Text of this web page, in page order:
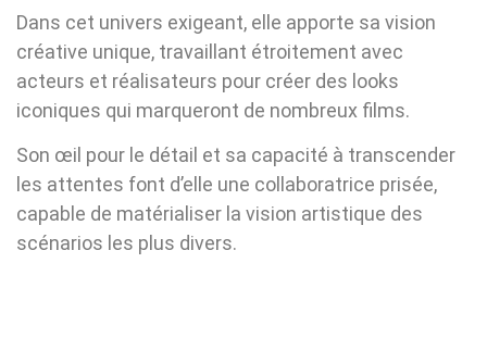
Dans cet univers exigeant, elle apporte sa vision
créative unique, travaillant étroitement avec
acteurs et réalisateurs pour créer des looks
iconiques qui marqueront de nombreux films.
Son œil pour le détail et sa capacité à transcender
les attentes font d’elle une collaboratrice prisée,
capable de matérialiser la vision artistique des
scénarios les plus divers.